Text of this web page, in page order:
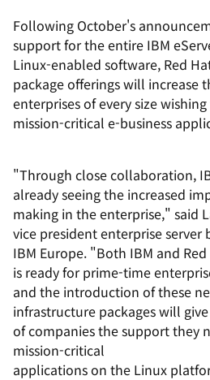
Following October's
support for the entire IBM
Linux-enabled software, Red
package offerings will increase
enterprises of every size
mission-critical e-business
"Through close collaboration,
already seeing the increased
making in the enterprise," said
vice president enterprise server
IBM Europe. "Both IBM and
is ready for prime-time
and the introduction of these
infrastructure packages will
of companies the support they
mission-critical
applications on the Linux